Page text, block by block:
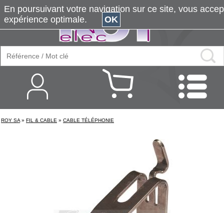
ROY SA » FIL & CABLE » CABLE TÉLÉPHONIE
En poursuivant votre navigation sur ce site, vous
expérience optimale.
OK